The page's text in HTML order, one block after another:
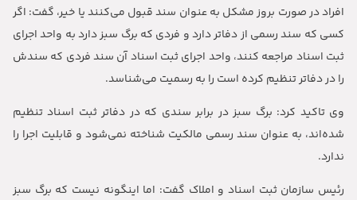
افراد در صورت بروز مشکل به عنوان سند قبول می‌کنند یا خیر، گفت: اگر
کسی که سند رسمی از دفاتر دارد و فردی که برگ سبز دارد به واحد اجرای
ثبت اسناد مراجعه کنند، واحد اجرای ثبت اسناد آن سند فردی که سندش
را در دفاتر تنظیم کرده است را به رسمیت می‌شناسد.
وی تاکید کرد: برگ سبز در برابر سندی که در دفاتر ثبت اسناد تنظیم
شده‌اند، به عنوان سند رسمی مالکیت شناخته نمی‌شود و قابلیت اجرا را
ندارد.
رئیس سازمان ثبت اسناد و املاک گفت: اما اینگونه نیست که برگ سبز